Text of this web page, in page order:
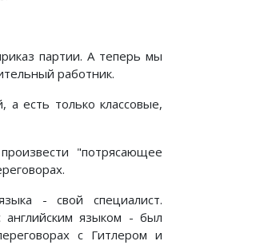
партии. А теперь мы
работник.
есть только классовые,
"потрясающее
- свой специалист.
языком - был
с Гитлером и